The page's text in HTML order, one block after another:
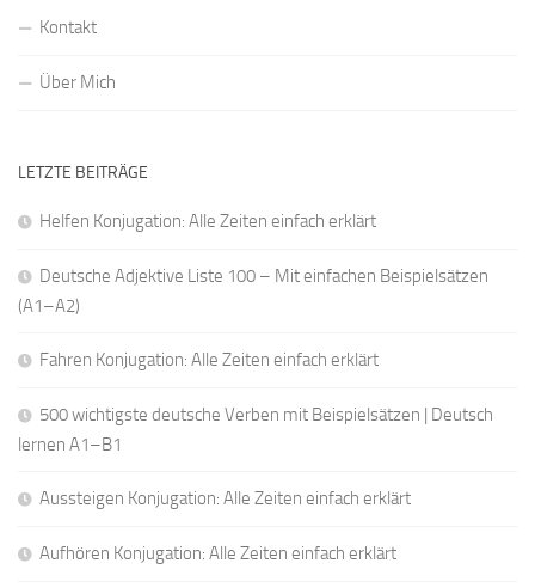
Kontakt
Über Mich
LETZTE BEITRÄGE
Helfen Konjugation: Alle Zeiten einfach erklärt
Deutsche Adjektive Liste 100 – Mit einfachen Beispielsätzen
(A1–A2)
Fahren Konjugation: Alle Zeiten einfach erklärt
500 wichtigste deutsche Verben mit Beispielsätzen | Deutsch
lernen A1–B1
Aussteigen Konjugation: Alle Zeiten einfach erklärt
Aufhören Konjugation: Alle Zeiten einfach erklärt